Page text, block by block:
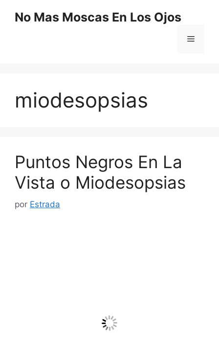
No Mas Moscas En Los Ojos
Menú
miodesopsias
Puntos Negros En La
Vista o Miodesopsias
por Estrada